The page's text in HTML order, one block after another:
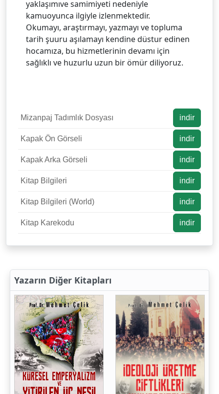
yaklaşımıve samimiyeti nedeniyle
kamuoyunca ilgiyle izlenmektedir.
Okumayı, araştırmayı, yazmayı ve topluma
tarih şuuru aşılamayı kendine düstur edinen
hocamıza, bu hizmetlerinin devamı için
sağlıklı ve huzurlu uzun bir ömür diliyoruz.
Mizanpaj Tadımlık Dosyası indir
Kapak Ön Görseli indir
Kapak Arka Görseli indir
Kitap Bilgileri indir
Kitap Bilgileri (World) indir
Kitap Karekodu indir
Yazarın Diğer Kitapları